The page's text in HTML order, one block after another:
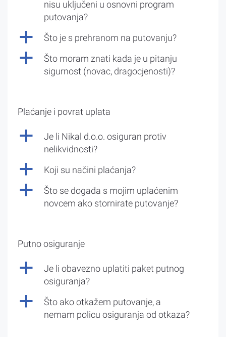
nisu uključeni u osnovni program
putovanja?
a Što je s prehranom na putovanju?
a
Što moram znati kada je u pitanju
sigurnost (novac, dragocjenosti)?
Plaćanje i povrat uplata
a
Je li Nikal d.o.o. osiguran protiv
nelikvidnosti?
a Koji su načini plaćanja?
a
Što se događa s mojim uplaćenim
novcem ako stornirate putovanje?
Putno osiguranje
a
Je li obavezno uplatiti paket putnog
osiguranja?
a
Što ako otkažem putovanje, a
nemam policu osiguranja od otkaza?